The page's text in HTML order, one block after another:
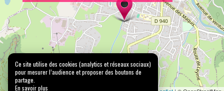
Ce site utilise des cookies (analytics et réseaux sociaux)
pour mesurer l’audience et proposer des boutons de
partage.
En savoir plus